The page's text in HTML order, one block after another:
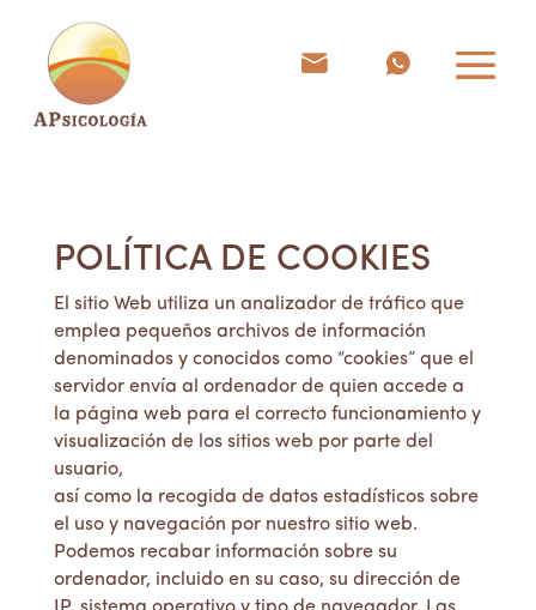
POLÍTICA DE COOKIES
El sitio Web utiliza un analizador de tráfico que
emplea pequeños archivos de información
denominados y conocidos como “cookies” que el
servidor envía al ordenador de quien accede a
la página web para el correcto funcionamiento y
visualización de los sitios web por parte del
usuario,
así como la recogida de datos estadísticos sobre
el uso y navegación por nuestro sitio web.
Podemos recabar información sobre su
ordenador, incluido en su caso, su dirección de